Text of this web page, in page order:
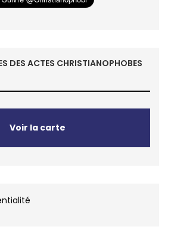
DES ACTES CHRISTIANOPHOBES
Voir la carte